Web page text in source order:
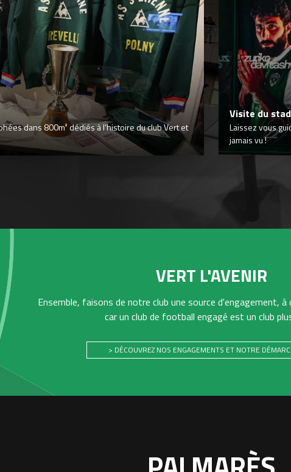
dans 800m² dédiés à l’histoire du club Vert et
Visite du
Laissez vous
jamais vu !
VERT L'AVENIR
Ensemble, faisons de notre club une source d'engagement, à
car un club de football engagé est un club
> DÉCOUVREZ NOS ENGAGEMENTS ET NOTRE